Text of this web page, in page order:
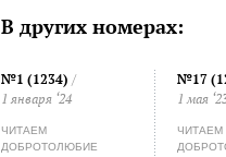
В других номерах:
№1 (1234) /
1 января ‘24
ЧИТАЕМ
ДОБРОТОЛЮБИЕ
№17
1 мая
ЧИТАЕМ